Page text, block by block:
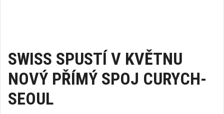
SWISS SPUSTÍ V KVĚTNU
NOVÝ PŘÍMÝ SPOJ CURYCH-
SEOUL